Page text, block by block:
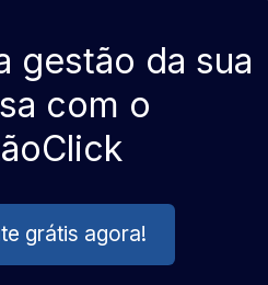
gestão da sua
com o
grátis agora!